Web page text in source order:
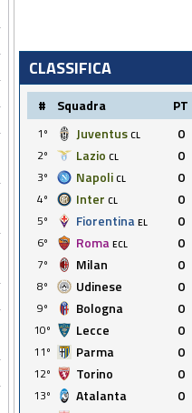
CLASSIFICA
# Squadra PT
1º Juventus CL 0
2º
Lazio CL 0
3º
Napoli CL 0
4º
Inter CL 0
5º
Fiorentina EL 0
6º
Roma ECL 0
7º
Milan 0
8º
Udinese 0
9º
Bologna 0
10º
Lecce 0
11º
Parma 0
12º
Torino 0
13º
Atalanta 0